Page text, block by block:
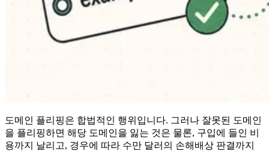
도메인 플리핑은 합법적인 행위입니다. 그러나 잘못된 도메인
을 플리핑하면 해당 도메인을 잃는 것은 물론, 구입에 들인 비
용까지 날리고, 경우에 따라 수만 달러의 손해배상 판결까지